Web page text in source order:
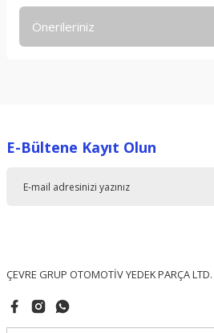
Önerileriniz
Ürün resmi kalitesiz, bozuk veya
E-Bültene Kayıt Olun
ÇEVRE GRUP OTOMOTİV YEDEK PARÇA LTD.